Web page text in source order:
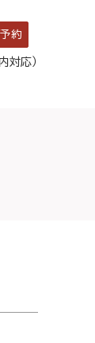
約
対応）